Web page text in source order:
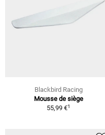
Blackbird Racing
Mousse de siège
55,99 €1